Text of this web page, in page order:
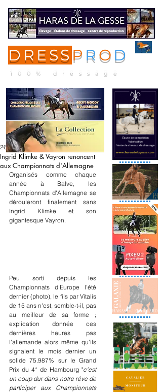
DRESS P R O D
100% dressage
Ingrid Klimke & Vayron renoncent
aux Championnats d'Allemagne
26 mai
Organisés comme chaque
année à Balve, les
Championnats d'Allemagne se
dérouleront finalement sans
Ingrid Klimke et son
gigantesque Vayron.
Peu sorti depuis les
Championnats d'Europe l'été
dernier (photo), le fils par Vitalis
de 15 ans n'est, semble-t-il, pas
au meilleur de sa forme ;
explication donnée ces
dernières heures pas
l'allemande alors même qu'ils
signaient le mois dernier un
solide 75.987% sur le Grand
Prix du 4* de Hambourg "c'est
un coup dur dans notre rêve de
participer aux Championnats